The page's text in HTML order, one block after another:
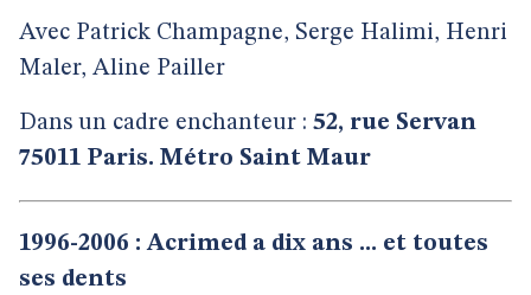
Avec Patrick Champagne, Serge Halimi, Henri
Maler, Aline Pailler
Dans un cadre enchanteur : 52, rue Servan
75011 Paris. Métro Saint Maur
1996-2006 : Acrimed a dix ans ... et toutes
ses dents